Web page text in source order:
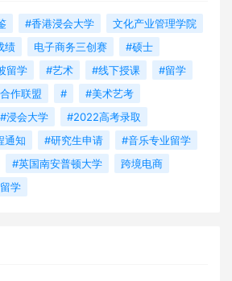
#香港浸会大学
文化产业管理学院
绩 电子商务三创赛
#硕士
留学 #艺术 #线下授课
#留学
作联盟 #
#美术艺考
#浸会大学
#2022高考录取
通知 #研究生申请
#音乐专业留学
#英国南安普顿大学
跨境电商
学